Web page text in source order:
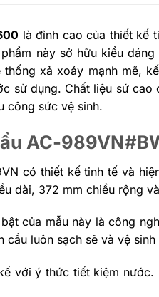
là đỉnh cao của thiết kế
này sở hữu kiểu
xả xoáy mạnh mẽ,
sử dụng. Chất liệu sứ
công sức vệ sinh.
AC-
có thiết kế tinh tế và
dài, 372 mm chiều rộng
của mẫu này là công
cầu luôn sạch sẽ và vệ
với ý thức tiết kiệm